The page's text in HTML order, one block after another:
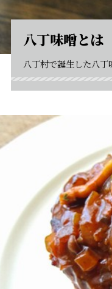
八丁味噌とは
八丁村で誕生した八丁